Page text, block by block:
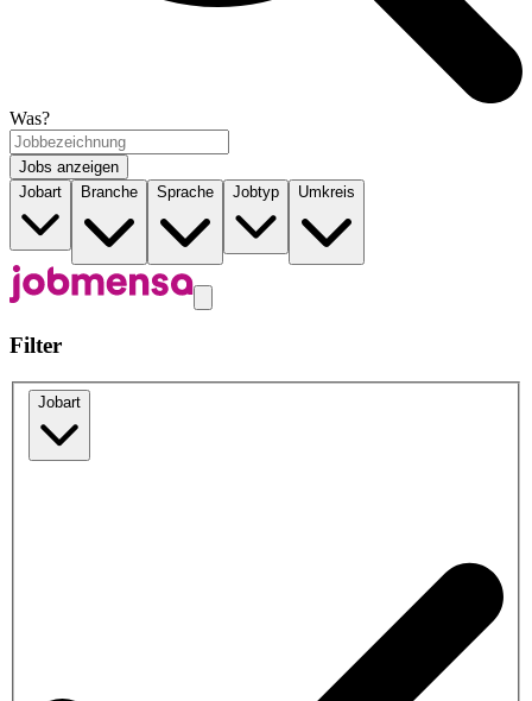
Was?
Jobs anzeigen
Jobart
Branche Sprache Jobtyp Umkreis
Filter
Jobart